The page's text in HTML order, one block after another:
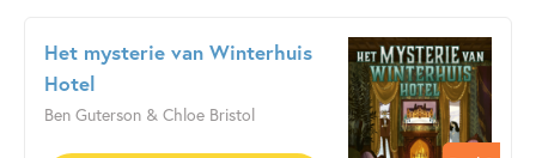
passen in het Engelse stramien, en de Engelse uitgever had
besloten het enigszins filosofisch-abstracte hoofdstuk ‘The
piper at the gates of dawn’ weg te laten. Enkele jaren later
werd het boek opnieuw uitgebracht, nu weer met de
Het mysterie van Winterhuis
Hotel
Ben Guterson & Chloe Bristol